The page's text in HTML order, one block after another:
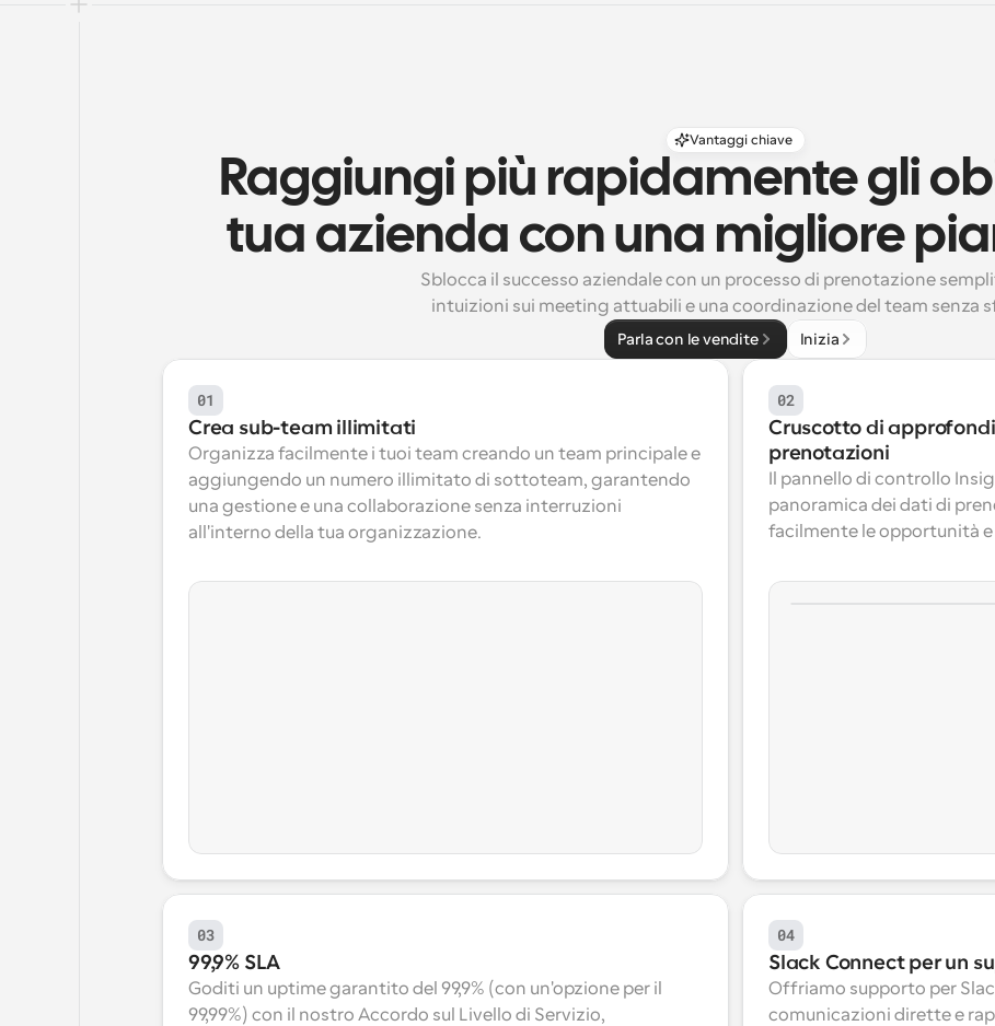
Vantaggi chiave
Raggiungi più rapidamente gli
tua azienda con una migliore
Sblocca il successo aziendale con un processo di prenotazione
intuizioni sui meeting attuabili e una coordinazione del team senza
Parla con le vendite Inizia
01
Crea sub-team illimitati
Organizza facilmente i tuoi team creando un team principale e
aggiungendo un numero illimitato di sottoteam, garantendo
una gestione e una collaborazione senza interruzioni
all'interno della tua organizzazione.
02
Cruscotto di
prenotazioni
Il pannello di controllo
panoramica dei dati di
facilmente le opportunità
03
99,9% SLA
Goditi un uptime garantito del 99,9% (con un'opzione per il
99,99%) con il nostro Accordo sul Livello di Servizio,
04
Slack Connect per un
Offriamo supporto per
comunicazioni dirette e